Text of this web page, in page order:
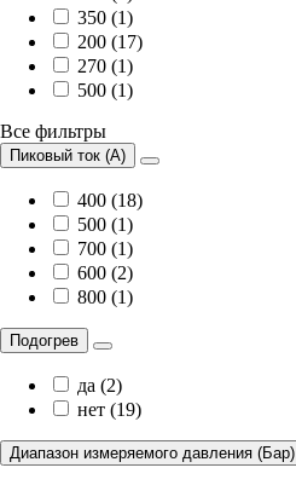
350 (1)
200 (17)
270 (1)
500 (1)
Все фильтры
Пиковый ток (А)
400 (18)
500 (1)
700 (1)
600 (2)
800 (1)
Подогрев
да (2)
нет (19)
Диапазон измеряемого давления (Бар)